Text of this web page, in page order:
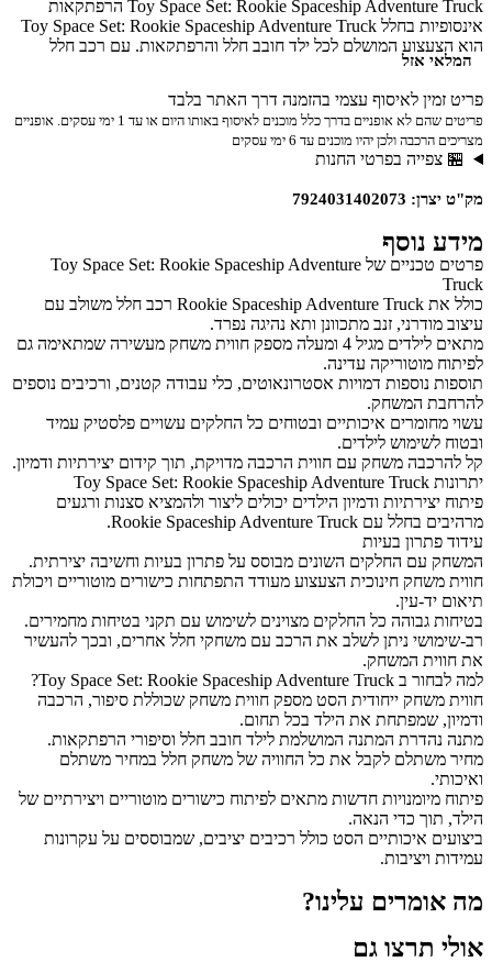
Toy Space Set: Rookie Spaceship Adventure Truck הרפתקאות
אינסופיות בחלל Toy Space Set: Rookie Spaceship Adventure Truck
הוא הצעצוע המושלם לכל ילד חובב חלל והרפתקאות. עם רכב חלל
להמציא סיפורים על מסעות בחלל ולחקור עולמות חדשים עם הדמיון
שלהם. הסט כולל את כל הרכיבים הדרושים כדי להפוך את חווית
המשחק לאותנטית, עם רכב חלל מרהיב שנראה כמו גיבורי מדע בדיוני
אמיתיים. זהו צעצוע מעולה לפיתוח יכולות יצירה, פתרון בעיות ודמיון, תוך
המלאי אזל
פריט זמין לאיסוף עצמי בהזמנה דרך האתר בלבד
פריטים שהם לא אופניים בדרך כלל מוכנים לאיסוף באותו היום או עד 1 ימי עסקים. אופניים
מצריכים הרכבה ולכן יהיו מוכנים עד 6 ימי עסקים
🏪 צפייה בפרטי החנות
מק"ט יצרן: 7924031402073
מידע נוסף
פרטים טכניים של Toy Space Set: Rookie Spaceship Adventure
Truck
כולל את Rookie Spaceship Adventure Truck רכב חלל משולב עם
עיצוב מודרני, זנב מתכוונן ותא נהיגה נפרד.
מתאים לילדים מגיל 4 ומעלה מספק חווית משחק מעשירה שמתאימה גם
לפיתוח מוטוריקה עדינה.
תוספות נוספות דמויות אסטרונאוטים, כלי עבודה קטנים, ורכיבים נוספים
להרחבת המשחק.
עשוי מחומרים איכותיים ובטוחים כל החלקים עשויים פלסטיק עמיד
ובטוח לשימוש לילדים.
קל להרכבה משחק עם חווית הרכבה מדויקת, תוך קידום יצירתיות ודמיון.
יתרונות Toy Space Set: Rookie Spaceship Adventure Truck
פיתוח יצירתיות ודמיון הילדים יכולים ליצור ולהמציא סצנות ורגעים
מרהיבים בחלל עם Rookie Spaceship Adventure Truck.
עידוד פתרון בעיות
המשחק עם החלקים השונים מבוסס על פתרון בעיות וחשיבה יצירתית.
חווית משחק חינוכית הצעצוע מעודד התפתחות כישורים מוטוריים ויכולת
תיאום יד-עין.
בטיחות גבוהה כל החלקים מצוינים לשימוש עם תקני בטיחות מחמירים.
רב-שימושי ניתן לשלב את הרכב עם משחקי חלל אחרים, ובכך להעשיר
את חווית המשחק.
למה לבחור ב Toy Space Set: Rookie Spaceship Adventure Truck?
חווית משחק ייחודית הסט מספק חווית משחק שכוללת סיפור, הרכבה
ודמיון, שמפתחת את הילד בכל תחום.
מתנה נהדרת המתנה המושלמת לילד חובב חלל וסיפורי הרפתקאות.
מחיר משתלם לקבל את כל החוויה של משחק חלל במחיר משתלם
ואיכותי.
פיתוח מיומנויות חדשות מתאים לפיתוח כישורים מוטוריים ויצירתיים של
הילד, תוך כדי הנאה.
ביצועים איכותיים הסט כולל רכיבים יציבים, שמבוססים על עקרונות
עמידות ויציבות.
מה אומרים עלינו?
אולי תרצו גם